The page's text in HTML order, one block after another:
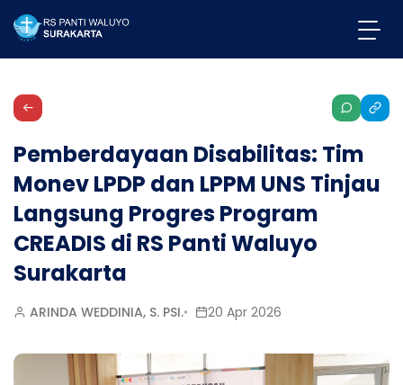
Pemberdayaan Disabilitas: Tim
Monev LPDP dan LPPM UNS Tinjau
Langsung Progres Program
CREADIS di RS Panti Waluyo
Surakarta
ARINDA WEDDINIA, S. PSI. 20 Apr 2026